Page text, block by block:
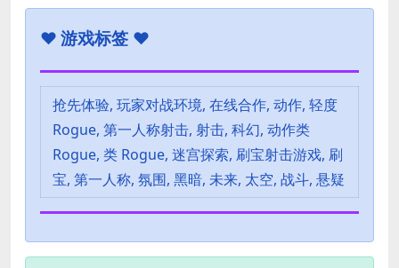
♥ 游戏标签 ♥
抢先体验, 玩家对战环境, 在线合作, 动作, 轻度
Rogue, 第一人称射击, 射击, 科幻, 动作类
Rogue, 类 Rogue, 迷宫探索, 刷宝射击游戏, 刷
宝, 第一人称, 氛围, 黑暗, 未来, 太空, 战斗, 悬疑